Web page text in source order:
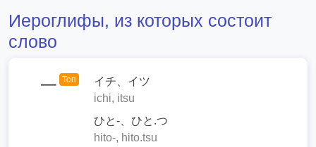
Иероглифы, из которых состоит
слово
一 Топ
イチ、イツ
ichi, itsu
ひと-、ひと.つ
hito-, hito.tsu